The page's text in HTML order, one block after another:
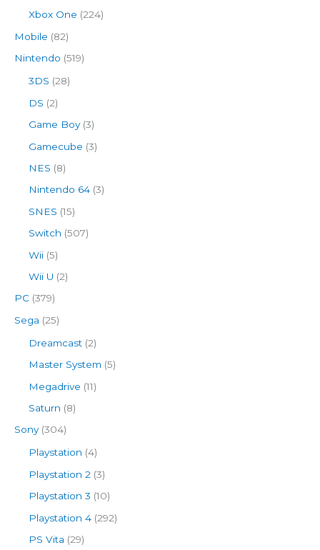
Xbox One (224)
Mobile (82)
Nintendo (519)
3DS (28)
DS (2)
Game Boy(3)
Gamecube (3)
NES (8)
Nintendo 64 (3)
SNES (15)
Switch (507)
Wii (5)
Wii U (2)
PC (379)
Sega (25)
Dreamcast (2)
Master System (5)
Megadrive (11)
Saturn (8)
Sony(304)
Playstation (4)
Playstation 2 (3)
Playstation 3 (10)
Playstation 4 (292)
PS Vita (29)